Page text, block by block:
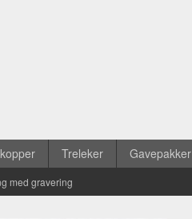
Treleker Gavepakker
med gravering